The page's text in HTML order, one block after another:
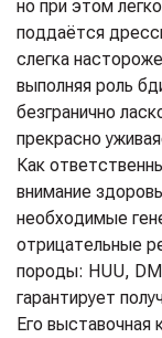
но при этом
поддаётся
слегка
выполняя роль
безгранично
прекрасно
Как
внимание
необходимые
отрицательные
породы: HUU,
гарантирует
Его выставочная